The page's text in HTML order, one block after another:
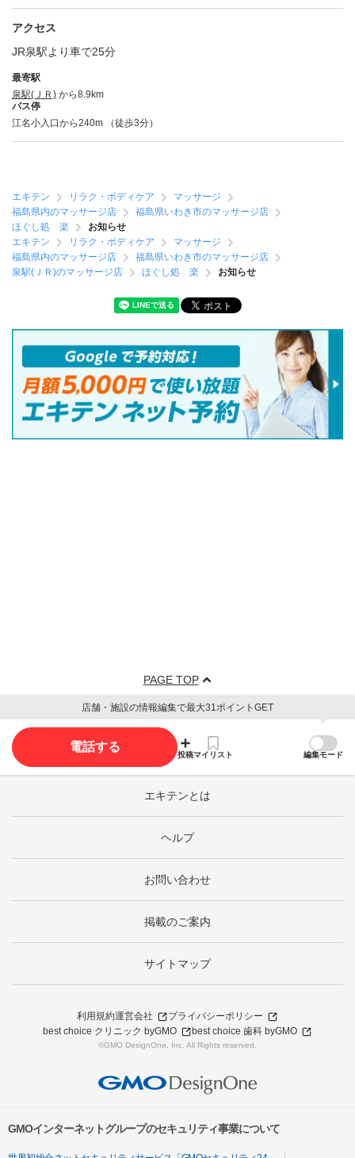
アクセス
JR泉駅より車で25分
最寄駅
泉駅(ＪＲ) から8.9km
バス停
江名小入口から240m （徒歩3分）
エキテン リラク・ボディケア
マッサージ
福島県内のマッサージ店
福島県いわき市のマッサージ店
ほぐし処 楽
お知らせ
エキテン
リラク・ボディケア
マッサージ
福島県内のマッサージ店
福島県いわき市のマッサージ店
泉駅(ＪＲ)のマッサージ店
ほぐし処 楽 お知らせ
PAGE TOP
店舗・施設の情報編集で最大31ポイントGET
電話する
投稿マイリスト 編集モード
エキテンとは
ヘルプ
お問い合わせ
掲載のご案内
サイトマップ
利用規約運営会社
プライバシーポリシー
best choice クリニック byGMO
best choice 歯科 byGMO
©GMO DesignOne, Inc. All Rights reserved.
GMOインターネットグループのセキュリティ事業について